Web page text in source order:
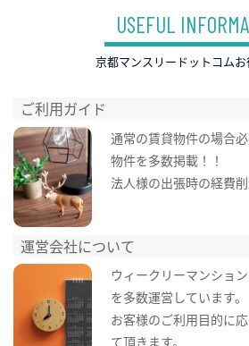
USEFUL
京都マンスリードットコム
ご利用ガイド
通常の賃貸物件の場合
物件を多数掲載！！
法人様の出張時の経費
運営会社について
ウィークリーマンショ
を多数運営しています。
お客様のご利用目的に
て頂きます。